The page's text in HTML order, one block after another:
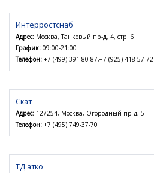
Интерростснаб
Адрес: Москва, Танковый пр-д, 4, стр. 6
График: 09:00-21:00
Телефон: +7 (499) 391-80-87,+7 (925) 418-57-72
Скат
Адрес: 127254, Москва, Огородный пр-д, 5
Телефон: +7 (495) 749-37-70
ТД атко